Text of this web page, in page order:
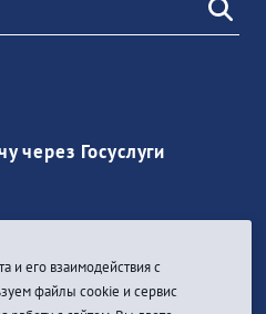
через Госуслуги
и его взаимодействия с
файлы cookie и сервис